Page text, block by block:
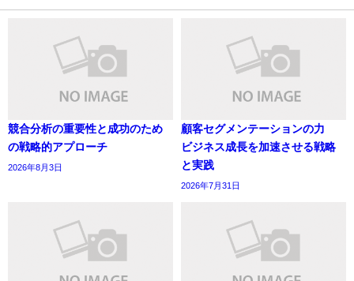
競合分析の重要性と成功のため
の戦略的アプローチ
2026年8月3日
顧客セグメンテーションの力
ビジネス成長を加速させる戦略
と実践
2026年7月31日